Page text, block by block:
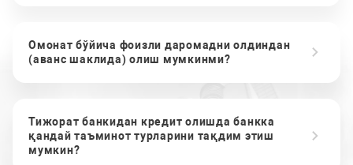
Омонат бўйича фоизли даромадни олдиндан
(аванс шаклида) олиш мумкинми?
Тижорат банкидан кредит олишда банкка
қандай таъминот турларини тақдим этиш
мумкин?